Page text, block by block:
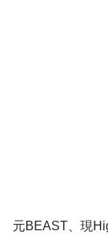
元BEAST、現